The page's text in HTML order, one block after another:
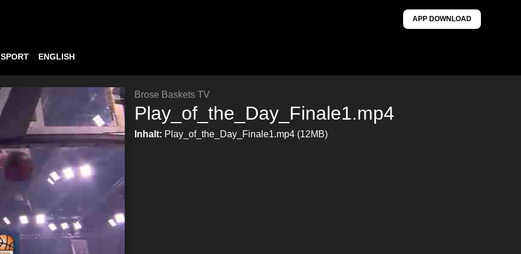
APP DOWNLOAD
SPORT ENGLISH
Brose Baskets TV
Play_of_the_Day_Finale1.mp4
Inhalt: Play_of_the_Day_Finale1.mp4 (12MB)